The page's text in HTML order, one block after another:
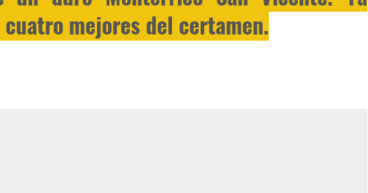
mejores del certamen.